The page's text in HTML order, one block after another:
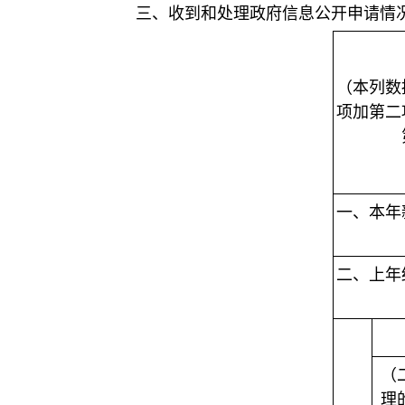
三、收到和处理政府信息公开申请情
（本列
项加第
一、本
二、上
理